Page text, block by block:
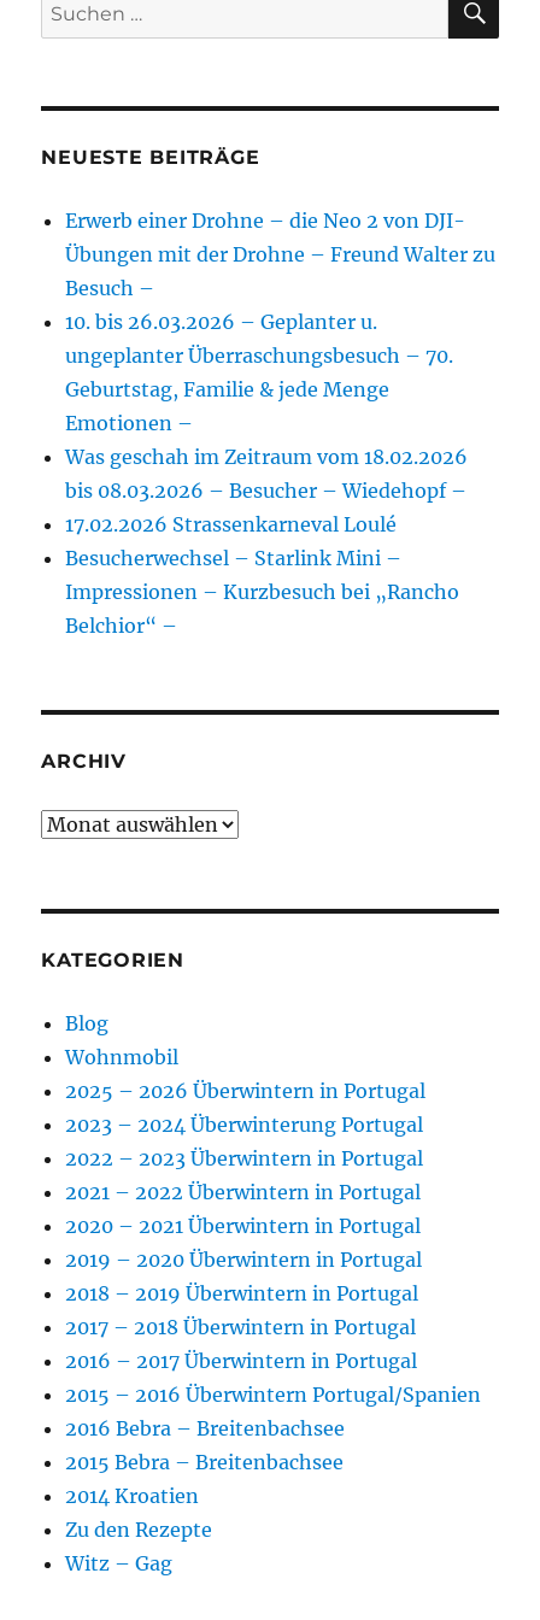
nach:
NEUESTE BEITRÄGE
Erwerb einer Drohne – die Neo 2 von DJI-
Übungen mit der Drohne – Freund Walter zu
Besuch –
10. bis 26.03.2026 – Geplanter u.
ungeplanter Überraschungsbesuch – 70.
Geburtstag, Familie & jede Menge
Emotionen –
Was geschah im Zeitraum vom 18.02.2026
bis 08.03.2026 – Besucher – Wiedehopf –
17.02.2026 Strassenkarneval Loulé
Besucherwechsel – Starlink Mini –
Impressionen – Kurzbesuch bei „Rancho
Belchior“ –
ARCHIV
Archiv
KATEGORIEN
Blog
Wohnmobil
2025 – 2026 Überwintern in Portugal
2023 – 2024 Überwinterung Portugal
2022 – 2023 Überwintern in Portugal
2021 – 2022 Überwintern in Portugal
2020 – 2021 Überwintern in Portugal
2019 – 2020 Überwintern in Portugal
2018 – 2019 Überwintern in Portugal
2017 – 2018 Überwintern in Portugal
2016 – 2017 Überwintern in Portugal
2015 – 2016 Überwintern Portugal/Spanien
2016 Bebra – Breitenbachsee
2015 Bebra – Breitenbachsee
2014 Kroatien
Zu den Rezepte
Witz – Gag